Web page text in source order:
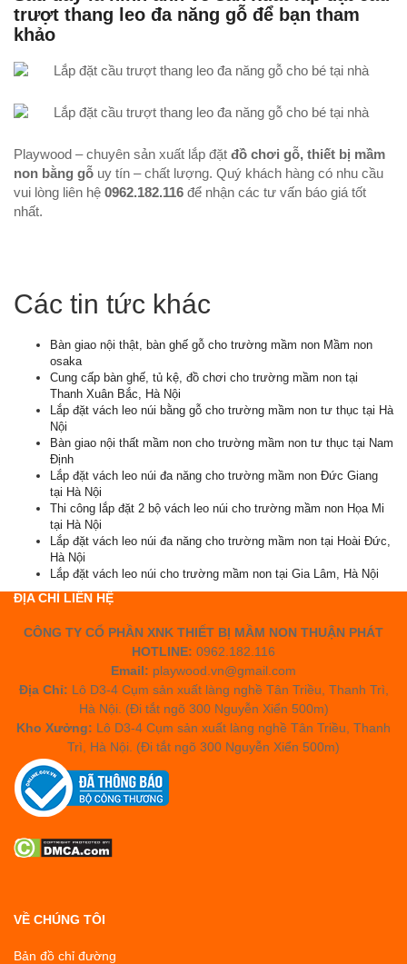
trượt thang leo đa năng gỗ để bạn tham
khảo
Playwood – chuyên sản xuất lắp đặt đồ chơi gỗ, thiết bị mầm
non bằng gỗ uy tín – chất lượng. Quý khách hàng có nhu cầu
vui lòng liên hệ 0962.182.116 để nhận các tư vấn báo giá tốt
nhất.
Các tin tức khác
Bàn giao nội thật, bàn ghế gỗ cho trường mầm non Mầm non
osaka
Cung cấp bàn ghế, tủ kệ, đồ chơi cho trường mầm non tại
Thanh Xuân Bắc, Hà Nội
Lắp đặt vách leo núi bằng gỗ cho trường mầm non tư thục tại Hà
Nội
Bàn giao nội thất mầm non cho trường mầm non tư thục tại Nam
Định
Lắp đặt vách leo núi đa năng cho trường mầm non Đức Giang
tại Hà Nội
Thi công lắp đặt 2 bộ vách leo núi cho trường mầm non Họa Mi
tại Hà Nội
Lắp đặt vách leo núi đa năng cho trường mầm non tại Hoài Đức,
Hà Nội
Lắp đặt vách leo núi cho trường mầm non tại Gia Lâm, Hà Nội
ĐỊA CHỈ LIÊN HỆ
CÔNG TY CỔ PHẦN XNK THIẾT BỊ MẦM NON THUẬN PHÁT
HOTLINE: 0962.182.116
Email: playwood.vn@gmail.com
Địa Chỉ: Lô D3-4 Cụm sản xuất làng nghề Tân Triều, Thanh Trì,
Hà Nội. (Đi tắt ngõ 300 Nguyễn Xiển 500m)
Kho Xưởng: Lô D3-4 Cụm sản xuất làng nghề Tân Triều, Thanh
Trì, Hà Nội. (Đi tắt ngõ 300 Nguyễn Xiển 500m)
VỀ CHÚNG TÔI
Bản đồ chỉ đường